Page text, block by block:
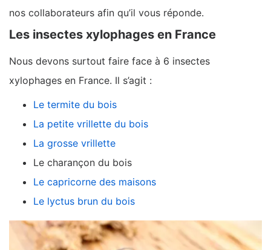
nos collaborateurs afin qu’il vous réponde.
Les insectes xylophages en France
Nous devons surtout faire face à 6 insectes
xylophages en France. Il s’agit :
Le termite du bois
La petite vrillette du bois
La grosse vrillette
Le charançon du bois
Le capricorne des maisons
Le lyctus brun du bois